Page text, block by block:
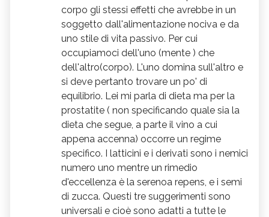
corpo gli stessi effetti che avrebbe in un
soggetto dall'alimentazione nociva e da
uno stile di vita passivo. Per cui
occupiamoci dell'uno (mente ) che
dell'altro(corpo). L'uno domina sull'altro e
si deve pertanto trovare un po' di
equilibrio. Lei mi parla di dieta ma per la
prostatite ( non specificando quale sia la
dieta che segue, a parte il vino a cui
appena accenna) occorre un regime
specifico. I latticini e i derivati sono i nemici
numero uno mentre un rimedio
d'eccellenza è la serenoa repens, e i semi
di zucca. Questi tre suggerimenti sono
universali e cioè sono adatti a tutte le